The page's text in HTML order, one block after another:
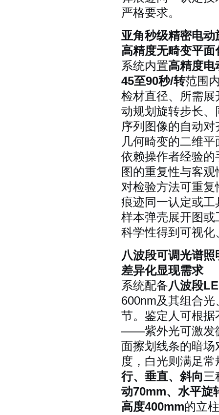
严格要求。
亚角秒级精密电
高精度无畸变平面
系统内置高精度电
45至90秒/转范围
检材直径、所需展
动规划旋转步长
序列图像的自动
几何畸变的二维
依赖操作者经验
图的重复性与客
对检验方法可重
痕迹同一认定或
样本弹壳展开图
科学性得到可视
八波段可调光谱
差异化显现需求
系统配备八波段
600nm及其组合
节。鉴定人可根
——紫外光可激发
面擦划线条的暗
度，白光则满足
行、垂直、斜向三
动70mm、水平旋
高度400mm的立